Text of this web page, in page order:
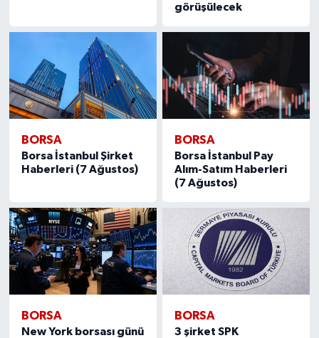
görüşülecek
BORSA
Borsa İstanbul Şirket
Haberleri (7 Ağustos)
BORSA
Borsa İstanbul Pay
Alım-Satım Haberleri
(7 Ağustos)
BORSA
New York borsası günü
BORSA
3 şirket SPK